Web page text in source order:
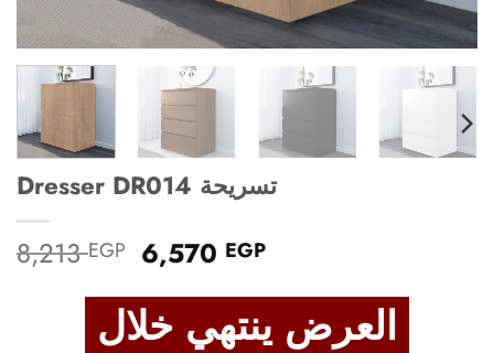
Dresser DR014 تسريحة
8,213EGP Original
price
was:
8,213 EGP.
6,570 EGPCurrent
is:
6,570 EGP.